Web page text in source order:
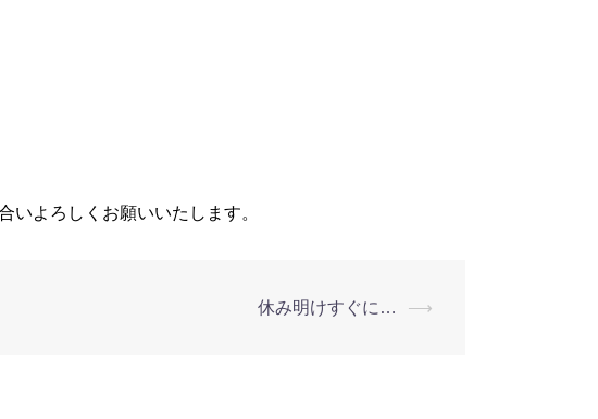
いよろしくお願いいたします。
休み明けすぐに… ⟶